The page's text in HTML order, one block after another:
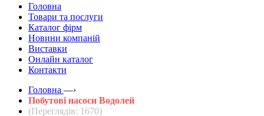
Головна
Товари та послуги
Каталог фірм
Новини компаній
Виставки
Онлайн каталог
Контакти
Головна —›
Побутові насоси Водолей
(Переглядів: 1670)